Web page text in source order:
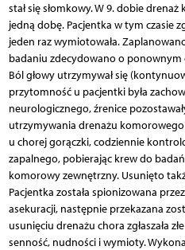
stał się słomkowy. W 9. dobie
jedną dobę. Pacjentka w tym czasie
jeden raz wymiotowała.
badaniu zdecydowano o
Ból głowy utrzymywał się
przytomność u pacjentki była
neurologicznego, źrenice
utrzymywania drenażu
u chorej gorączki, codziennie
zapalnego, pobierając krew do
komorowy zewnętrzny. Usunięto
Pacjentka została spionizowana
asekuracji, następnie przekazana
usunięciu drenażu chora zgłaszała
senność, nudności i wymioty.